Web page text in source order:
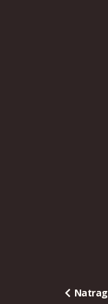
Natrag